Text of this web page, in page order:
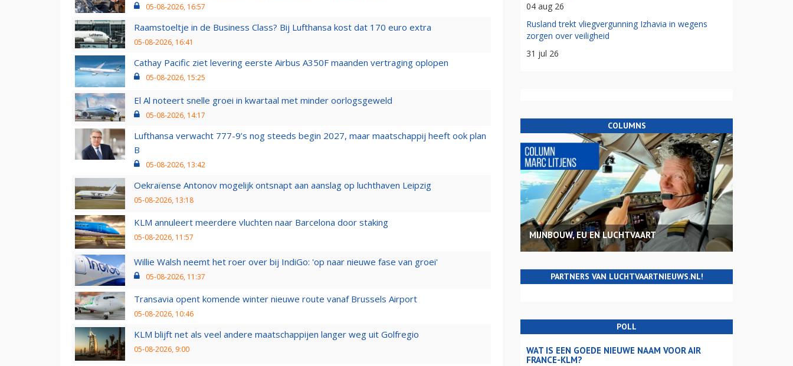
05-08-2026, 16:57
Raamstoeltje in de Business Class? Bij Lufthansa kost dat 170 euro extra
05-08-2026, 16:41
Cathay Pacific ziet levering eerste Airbus A350F maanden vertraging oplopen
05-08-2026, 15:25
El Al noteert snelle groei in kwartaal met minder oorlogsgeweld
05-08-2026, 14:17
Lufthansa verwacht 777-9’s nog steeds begin 2027, maar maatschappij heeft ook plan
B
05-08-2026, 13:42
Oekraïense Antonov mogelijk ontsnapt aan aanslag op luchthaven Leipzig
05-08-2026, 13:18
KLM annuleert meerdere vluchten naar Barcelona door staking
05-08-2026, 11:57
Willie Walsh neemt het roer over bij IndiGo: 'op naar nieuwe fase van groei'
05-08-2026, 11:37
Transavia opent komende winter nieuwe route vanaf Brussels Airport
05-08-2026, 10:46
KLM blijft net als veel andere maatschappijen langer weg uit Golfregio
05-08-2026, 9:00
04 aug 26
Rusland trekt vliegvergunning Izhavia in wegens
zorgen over veiligheid
31 jul 26
COLUMNS
MIJNBOUW, EU EN LUCHTVAART
PARTNERS VAN LUCHTVAARTNIEUWS.NL!
POLL
WAT IS EEN GOEDE NIEUWE NAAM VOOR AIR
FRANCE-KLM?